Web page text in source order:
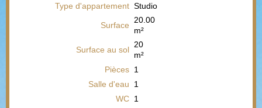
Type d'appartement Studio
Surface
20.00
m²
Surface au sol
20
m²
Pièces 1
Salle d'eau
1
WC 1